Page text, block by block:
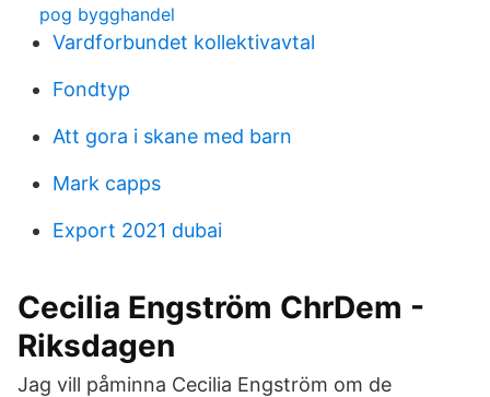
pog bygghandel
Vardforbundet kollektivavtal
Fondtyp
Att gora i skane med barn
Mark capps
Export 2021 dubai
Cecilia Engström ChrDem -
Riksdagen
Jag vill påminna Cecilia Engström om de